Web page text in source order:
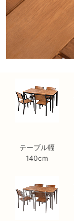
テーブル幅
140cm